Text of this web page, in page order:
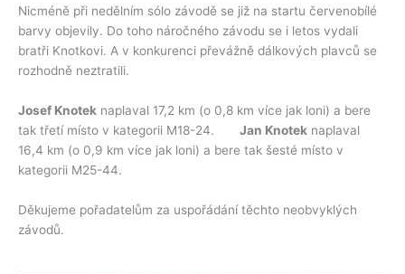
Nicméně při nedělním sólo závodě se již na startu červenobílé
barvy objevily. Do toho náročného závodu se i letos vydali
bratři Knotkovi. A v konkurenci převážně dálkových plavců se
rozhodně neztratili.
Josef Knotek naplaval 17,2 km (o 0,8 km více jak loni) a bere
tak třetí místo v kategorii M18-24. Jan Knotek naplaval
16,4 km (o 0,9 km více jak loni) a bere tak šesté místo v
kategorii M25-44.
Děkujeme pořadatelům za uspořádání těchto neobvyklých
závodů.